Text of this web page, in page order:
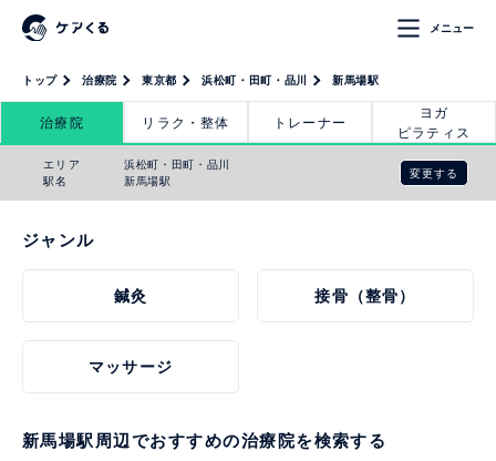
メニュー
トップ 治療院 東京都 浜松町・田町・品川 新馬場駅
治療院 リラク・整体 トレーナー
ヨガ
ピラティス
エリア
駅名
浜松町・田町・品川
新馬場駅
変更する
ジャンル
鍼灸 接骨（整骨）
マッサージ
新馬場駅周辺でおすすめの治療院を検索する